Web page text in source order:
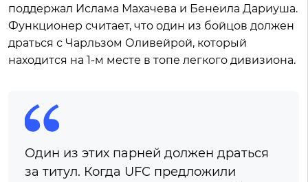
поддержал Ислама Махачева и Бенеила Дариуша.
Функционер считает, что один из бойцов должен
драться с Чарльзом Оливейрой, который
находится на 1-м месте в топе легкого дивизиона.
Один из этих парней должен драться
за титул. Когда UFC предложили